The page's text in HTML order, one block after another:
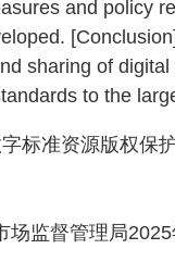
and policy
sharing of
to the
标准资源版权保
场监督管理局